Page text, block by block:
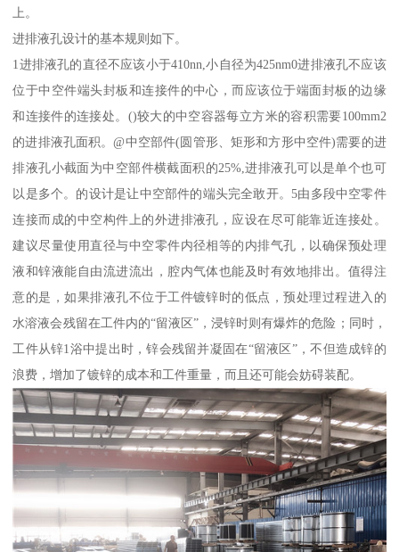
上。
进排液孔设计的基本规则如下。
1进排液孔的直径不应该小于410nn,小自径为425nm0进排液孔不应该
位于中空件端头封板和连接件的中心，而应该位于端面封板的边缘
和连接件的连接处。()较大的中空容器每立方米的容积需要100mm2
的进排液孔面积。@中空部件(圆管形、矩形和方形中空件)需要的进
排液孔小截面为中空部件横截面积的25%,进排液孔可以是单个也可
以是多个。的设计是让中空部件的端头完全敢开。5由多段中空零件
连接而成的中空构件上的外进排液孔，应设在尽可能靠近连接处。
建议尽量使用直径与中空零件内径相等的内排气孔，以确保预处理
液和锌液能自由流进流出，腔内气体也能及时有效地排出。值得注
意的是，如果排液孔不位于工件镀锌时的低点，预处理过程进入的
水溶液会残留在工件内的“留液区”，浸锌时则有爆炸的危险；同时，
工件从锌1浴中提出时，锌会残留并凝固在“留液区”，不但造成锌的
浪费，增加了镀锌的成本和工件重量，而且还可能会妨碍装配。